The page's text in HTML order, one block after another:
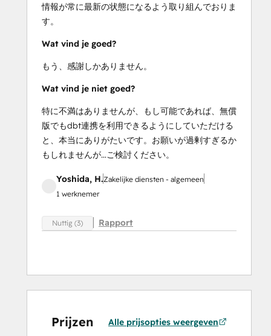
情報が常に最新の状態になるよう取り組んでおりま
す。
Wat vind je goed?
もう、感謝しかありません。
Wat vind je niet goed?
特に不満はありませんが、もし可能であれば、無償
版でもdbt連携を利用できるようにしていただける
と、本当にありがたいです。お願いが過剰すぎるか
もしれませんが…ご検討ください。
Yoshida, H.Zakelijke diensten - algemeen
1 werknemer
Nuttig (3) Rapport
Prijzen Alle prijsopties weergeven